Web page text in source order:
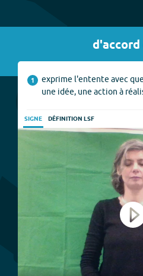
d'accord
1
exprime l'entente avec
une idée, une action à
SIGNE DÉFINITION LSF